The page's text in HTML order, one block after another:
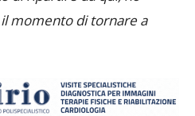
di ripartire da qui, ho